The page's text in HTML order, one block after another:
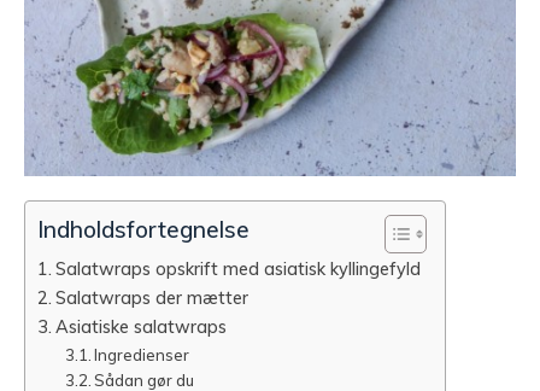
Indholdsfortegnelse
Salatwraps opskrift med asiatisk kyllingefyld
Salatwraps der mætter
Asiatiske salatwraps
Ingredienser
Sådan gør du